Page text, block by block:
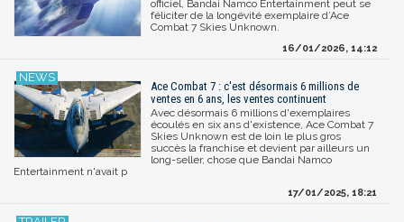
officiel, Bandai Namco Entertainment peut se
féliciter de la longévité exemplaire d’Ace
Combat 7 Skies Unknown.
16/01/2026, 14:12
Ace Combat 7 : c'est désormais 6 millions de
ventes en 6 ans, les ventes continuent
Avec désormais 6 millions d'exemplaires
écoulés en six ans d'existence, Ace Combat 7
Skies Unknown est de loin le plus gros
succès la franchise et devient par ailleurs un
long-seller, chose que Bandai Namco
Entertainment n'avait p
17/01/2025, 18:21